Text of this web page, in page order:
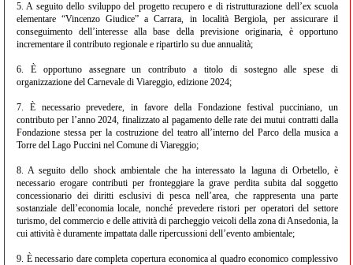
5. A seguito dello sviluppo del progetto recupero e di ristrutturazione dell’ex scuola
elementare “Vincenzo Giudice” a Carrara, in località Bergiola, per assicurare il
conseguimento dell’interesse alla base della previsione originaria, è opportuno
incrementare il contributo regionale e ripartirlo su due annualità;
6. È opportuno assegnare un contributo a titolo di sostegno alle spese di
organizzazione del Carnevale di Viareggio, edizione 2024;
7. È necessario prevedere, in favore della Fondazione festival pucciniano, un
contributo per l’anno 2024, finalizzato al pagamento delle rate dei mutui contratti dalla
Fondazione stessa per la costruzione del teatro all’interno del Parco della musica a
Torre del Lago Puccini nel Comune di Viareggio;
8. A seguito dello shock ambientale che ha interessato la laguna di Orbetello, è
necessario erogare contributi per fronteggiare la grave perdita subita dal soggetto
concessionario dei diritti esclusivi di pesca nell’area, che rappresenta una parte
sostanziale dell’economia locale, nonché prevedere ristori per operatori del settore
turismo, del commercio e delle attività di parcheggio veicoli della zona di Ansedonia, la
cui attività è duramente impattata dalle ripercussioni dell’evento ambientale;
9. È necessario dare completa copertura economica al quadro economico complessivo